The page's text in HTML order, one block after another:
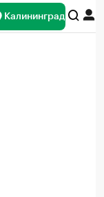
Калининград